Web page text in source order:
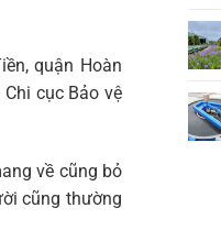
quận Hoàn
cục Bảo vệ
về cũng bỏ
cũng thường